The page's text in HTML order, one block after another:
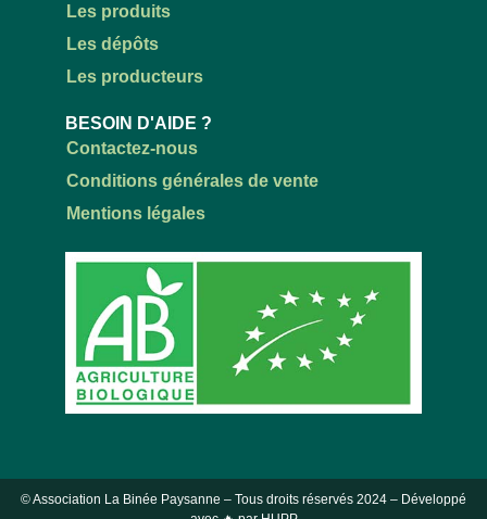
Les produits
Les dépôts
Les producteurs
BESOIN D'AIDE ?
Contactez-nous
Conditions générales de vente
Mentions légales
© Association La Binée Paysanne – Tous droits réservés 2024 – Développé